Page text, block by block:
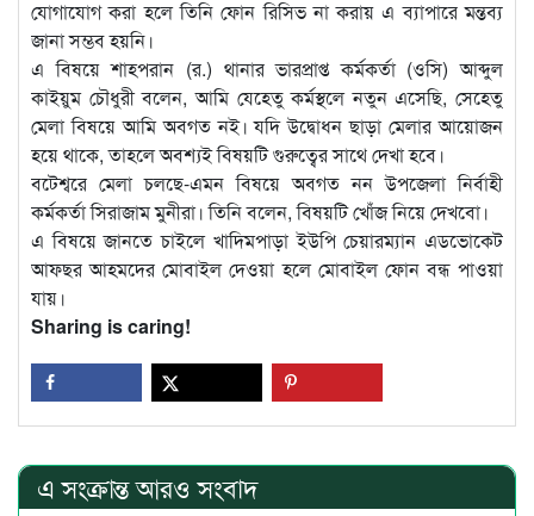
যোগাযোগ করা হলে তিনি ফোন রিসিভ না করায় এ ব্যাপারে মন্তব্য
জানা সম্ভব হয়নি।
এ বিষয়ে শাহপরান (র.) থানার ভারপ্রাপ্ত কর্মকর্তা (ওসি) আব্দুল
কাইয়ুম চৌধুরী বলেন, আমি যেহেতু কর্মস্থলে নতুন এসেছি, সেহেতু
মেলা বিষয়ে আমি অবগত নই। যদি উদ্বোধন ছাড়া মেলার আয়োজন
হয়ে থাকে, তাহলে অবশ্যই বিষয়টি গুরুত্বের সাথে দেখা হবে।
বটেশ্বরে মেলা চলছে-এমন বিষয়ে অবগত নন উপজেলা নির্বাহী
কর্মকর্তা সিরাজাম মুনীরা। তিনি বলেন, বিষয়টি খোঁজ নিয়ে দেখবো।
এ বিষয়ে জানতে চাইলে খাদিমপাড়া ইউপি চেয়ারম্যান এডভোকেট
আফছর আহমদের মোবাইল দেওয়া হলে মোবাইল ফোন বন্ধ পাওয়া
যায়।
Sharing is caring!
এ সংক্রান্ত আরও সংবাদ